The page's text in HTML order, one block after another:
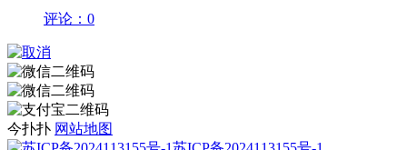
评论：0
今扑扑 网站地图